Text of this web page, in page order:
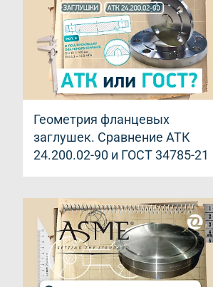
Геометрия фланцевых
заглушек. Сравнение АТК
24.200.02-90 и ГОСТ 34785-21